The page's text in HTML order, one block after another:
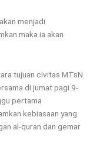
menjadi
maka ia akan
tujuan civitas MTsN
di jumat pagi 9-
pertama
kebiasaan yang
al-quran dan gemar